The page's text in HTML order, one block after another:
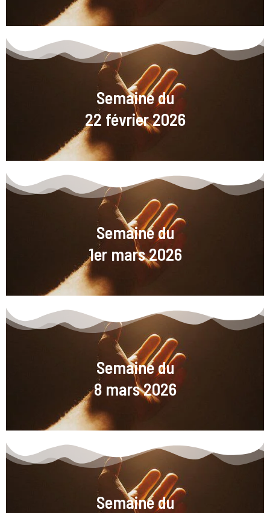
Semaine du
22 février 2026
Semaine du
1er mars 2026
Semaine du
8 mars 2026
Semaine du